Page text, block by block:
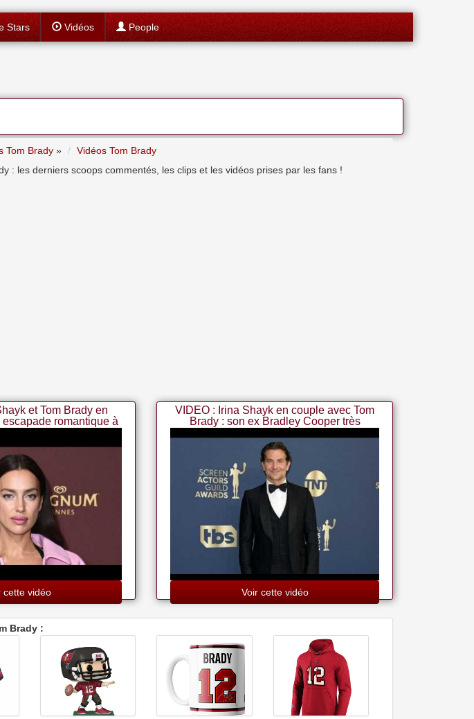
Stars Vidéos People
Tom Brady »
Vidéos Tom Brady
: les derniers scoops commentés, les clips et les vidéos prises par les fans !
et Tom Brady en
romantique à
cette vidéo
VIDEO : Irina Shayk en couple avec Tom
Brady : son ex Bradley Cooper très
Voir cette vidéo
Brady :